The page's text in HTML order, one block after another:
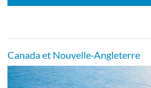
Cabine avec vue sur mer Quad Gty-[YQ]
Canada et Nouvelle-Angleterre